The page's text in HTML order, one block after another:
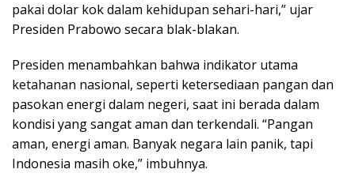
pakai dolar kok dalam kehidupan sehari-hari,” ujar
Presiden Prabowo secara blak-blakan.
Presiden menambahkan bahwa indikator utama
ketahanan nasional, seperti ketersediaan pangan dan
pasokan energi dalam negeri, saat ini berada dalam
kondisi yang sangat aman dan terkendali. “Pangan
aman, energi aman. Banyak negara lain panik, tapi
Indonesia masih oke,” imbuhnya.